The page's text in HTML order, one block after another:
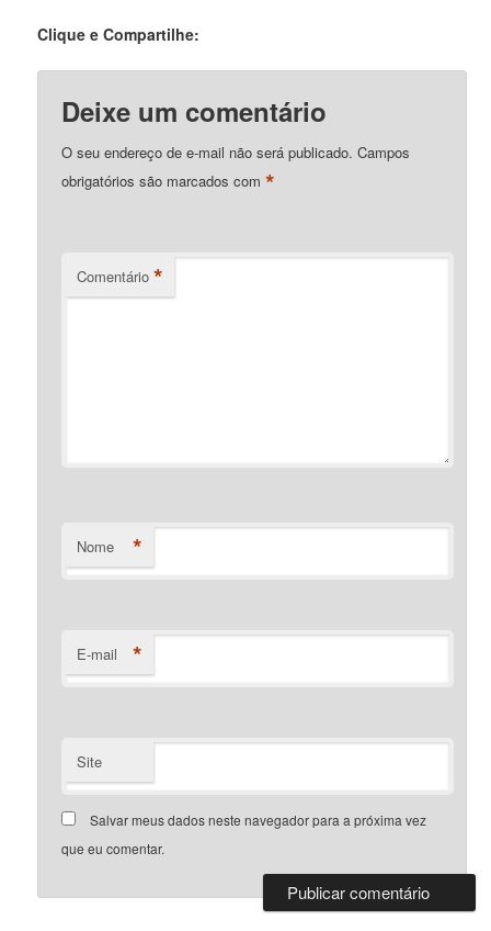
Clique e Compartilhe:
Deixe um comentário
O seu endereço de e-mail não será publicado. Campos
obrigatórios são marcados com*
Comentário *
Nome *
E-mail *
Site
Salvar meus dados neste navegador para a próxima vez
que eu comentar.